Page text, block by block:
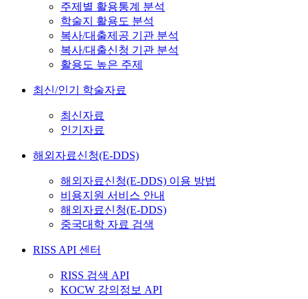
주제별 활용통계 분석
학술지 활용도 분석
복사/대출제공 기관 분석
복사/대출신청 기관 분석
활용도 높은 주제
최신/인기 학술자료
최신자료
인기자료
해외자료신청(E-DDS)
해외자료신청(E-DDS) 이용 방법
비용지원 서비스 안내
해외자료신청(E-DDS)
중국대학 자료 검색
RISS API 센터
RISS 검색 API
KOCW 강의정보 API